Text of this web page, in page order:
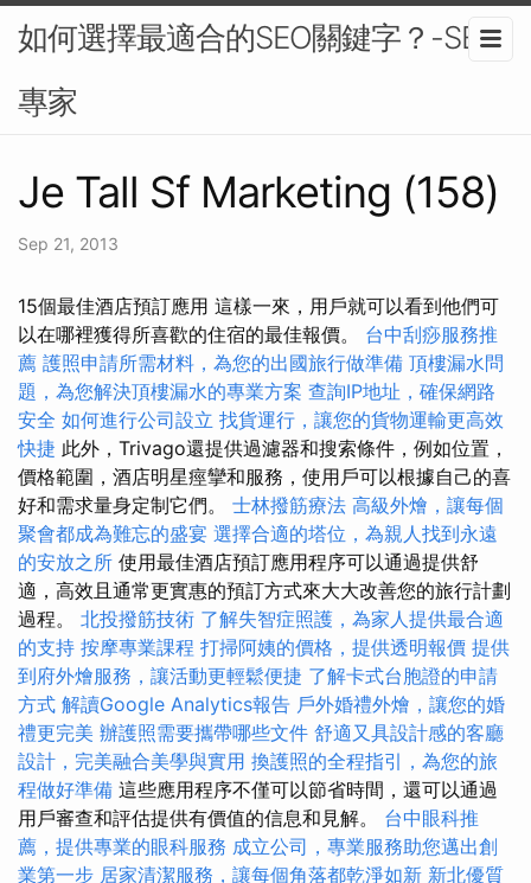
如何選擇最適合的SEO關鍵字？-SEO
專家
Je Tall Sf Marketing (158)
Sep 21, 2013
15個最佳酒店預訂應用 這樣一來，用戶就可以看到他們可
以在哪裡獲得所喜歡的住宿的最佳報價。 台中刮痧服務推
薦 護照申請所需材料，為您的出國旅行做準備 頂樓漏水問
題，為您解決頂樓漏水的專業方案 查詢IP地址，確保網路
安全 如何進行公司設立 找貨運行，讓您的貨物運輸更高效
快捷 此外，Trivago還提供過濾器和搜索條件，例如位置，
價格範圍，酒店明星痙攣和服務，使用戶可以根據自己的喜
好和需求量身定制它們。 士林撥筋療法 高級外燴，讓每個
聚會都成為難忘的盛宴 選擇合適的塔位，為親人找到永遠
的安放之所 使用最佳酒店預訂應用程序可以通過提供舒
適，高效且通常更實惠的預訂方式來大大改善您的旅行計劃
過程。 北投撥筋技術 了解失智症照護，為家人提供最合適
的支持 按摩專業課程 打掃阿姨的價格，提供透明報價 提供
到府外燴服務，讓活動更輕鬆便捷 了解卡式台胞證的申請
方式 解讀Google Analytics報告 戶外婚禮外燴，讓您的婚
禮更完美 辦護照需要攜帶哪些文件 舒適又具設計感的客廳
設計，完美融合美學與實用 換護照的全程指引，為您的旅
程做好準備 這些應用程序不僅可以節省時間，還可以通過
用戶審查和評估提供有價值的信息和見解。 台中眼科推
薦，提供專業的眼科服務 成立公司，專業服務助您邁出創
業第一步 居家清潔服務，讓每個角落都乾淨如新 新北優質